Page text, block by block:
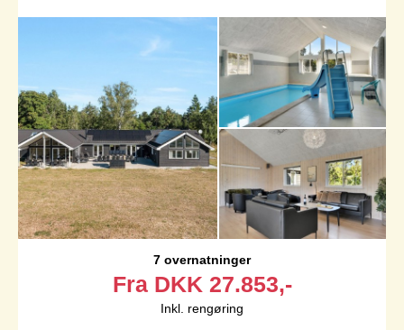
7 overnatninger
Fra DKK 27.853,-
Inkl. rengøring